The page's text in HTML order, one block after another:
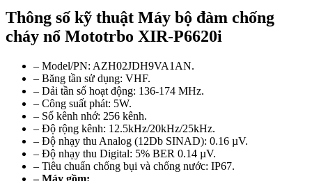
Thông số kỹ thuật Máy bộ đàm chống
cháy nổ Mototrbo XIR-P6620i
– Model/PN: AZH02JDH9VA1AN.
– Băng tần sử dụng: VHF.
– Dải tần số hoạt động: 136-174 MHz.
– Công suất phát: 5W.
– Số kênh nhớ: 256 kênh.
– Độ rộng kênh: 12.5kHz/20kHz/25kHz.
– Độ nhạy thu Analog (12Db SINAD): 0.16 µV.
– Độ nhạy thu Digital: 5% BER 0.14 µV.
– Tiêu chuẩn chống bụi và chống nước: IP67.
– Máy gồm: